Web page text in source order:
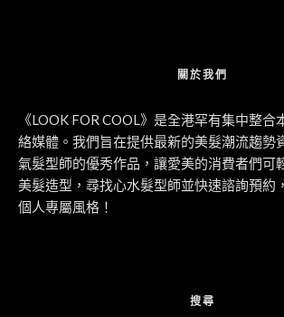
關於我們
《LOOK FOR COOL》是全港罕有集中整合
絡媒體。我們旨在提供最新的美髮潮流趨勢
氣髮型師的優秀作品，讓愛美的消費者們可
美髮造型，尋找心水髮型師並快速諮詢預約
個人專屬風格！
搜尋